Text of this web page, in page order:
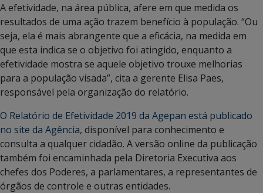
A efetividade, na área pública, afere em que medida os
resultados de uma ação trazem benefício à população. “Ou
seja, ela é mais abrangente que a eficácia, na medida em
que esta indica se o objetivo foi atingido, enquanto a
efetividade mostra se aquele objetivo trouxe melhorias
para a população visada”, cita a gerente Elisa Paes,
responsável pela organização do relatório.
O Relatório de Efetividade 2019 da Agepan está publicado
no site da Agência, disponível para conhecimento e
consulta a qualquer cidadão. A versão online da publicação
também foi encaminhada pela Diretoria Executiva aos
chefes dos Poderes, a parlamentares, a representantes de
órgãos de controle e outras entidades.